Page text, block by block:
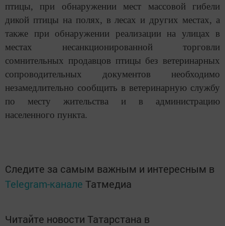
птицы, при обнаружении мест массовой гибели
дикой птицы на полях, в лесах и других местах, а
также при обнаружении реализации на улицах в
местах несанкционированной торговли
сомнительных продавцов птицы без ветеринарных
сопроводительных документов необходимо
незамедлительно сообщить в ветеринарную службу
по месту жительства и в администрацию
населенного пункта.
Следите за самым важным и интересным в
Telegram-канале Татмедиа
Читайте новости Татарстана в